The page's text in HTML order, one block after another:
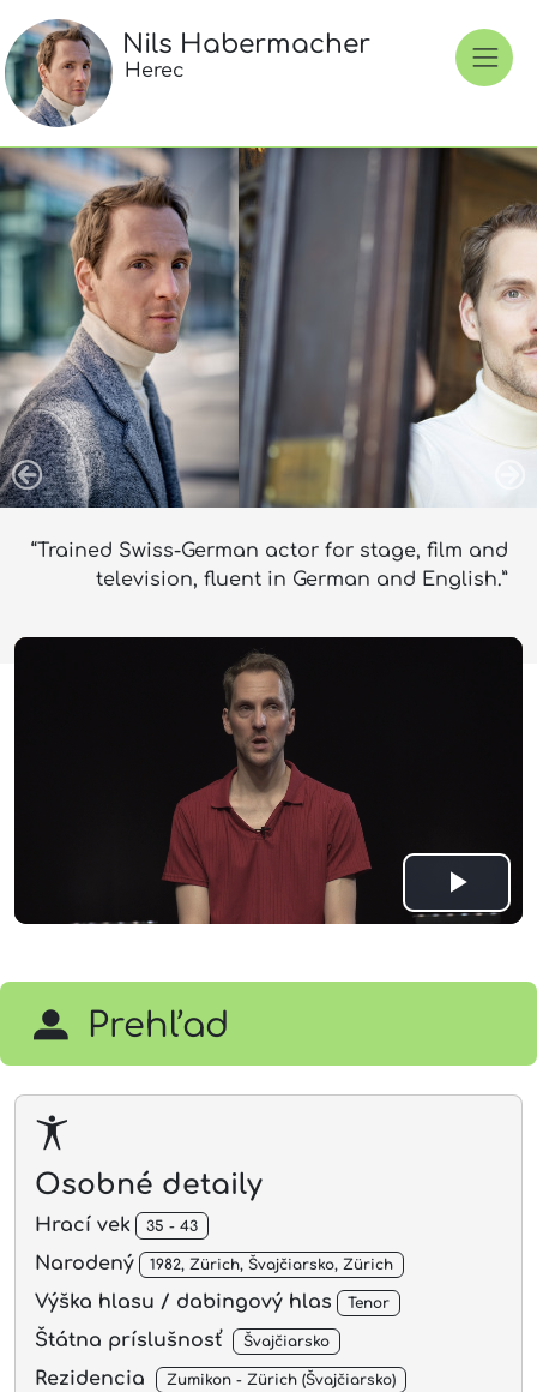
Nils Habermacher
Herec
“Trained Swiss-German actor for stage, film and
television, fluent in German and English.”
Play
Prehľad
Osobné detaily
Hrací vek 35 - 43
Narodený 1982, Zürich, Švajčiarsko, Zürich
Výška hlasu / dabingový hlas Tenor
Štátna príslušnosť Švajčiarsko
Rezidencia Zumikon - Zürich (Švajčiarsko)